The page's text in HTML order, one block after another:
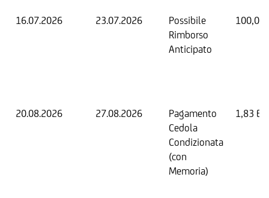
16.07.2026 23.07.2026
Possibile
Rimborso
Anticipato
100,00
20.08.2026 27.08.2026
Pagamento
Cedola
Condizionata
(con
Memoria)
1,83